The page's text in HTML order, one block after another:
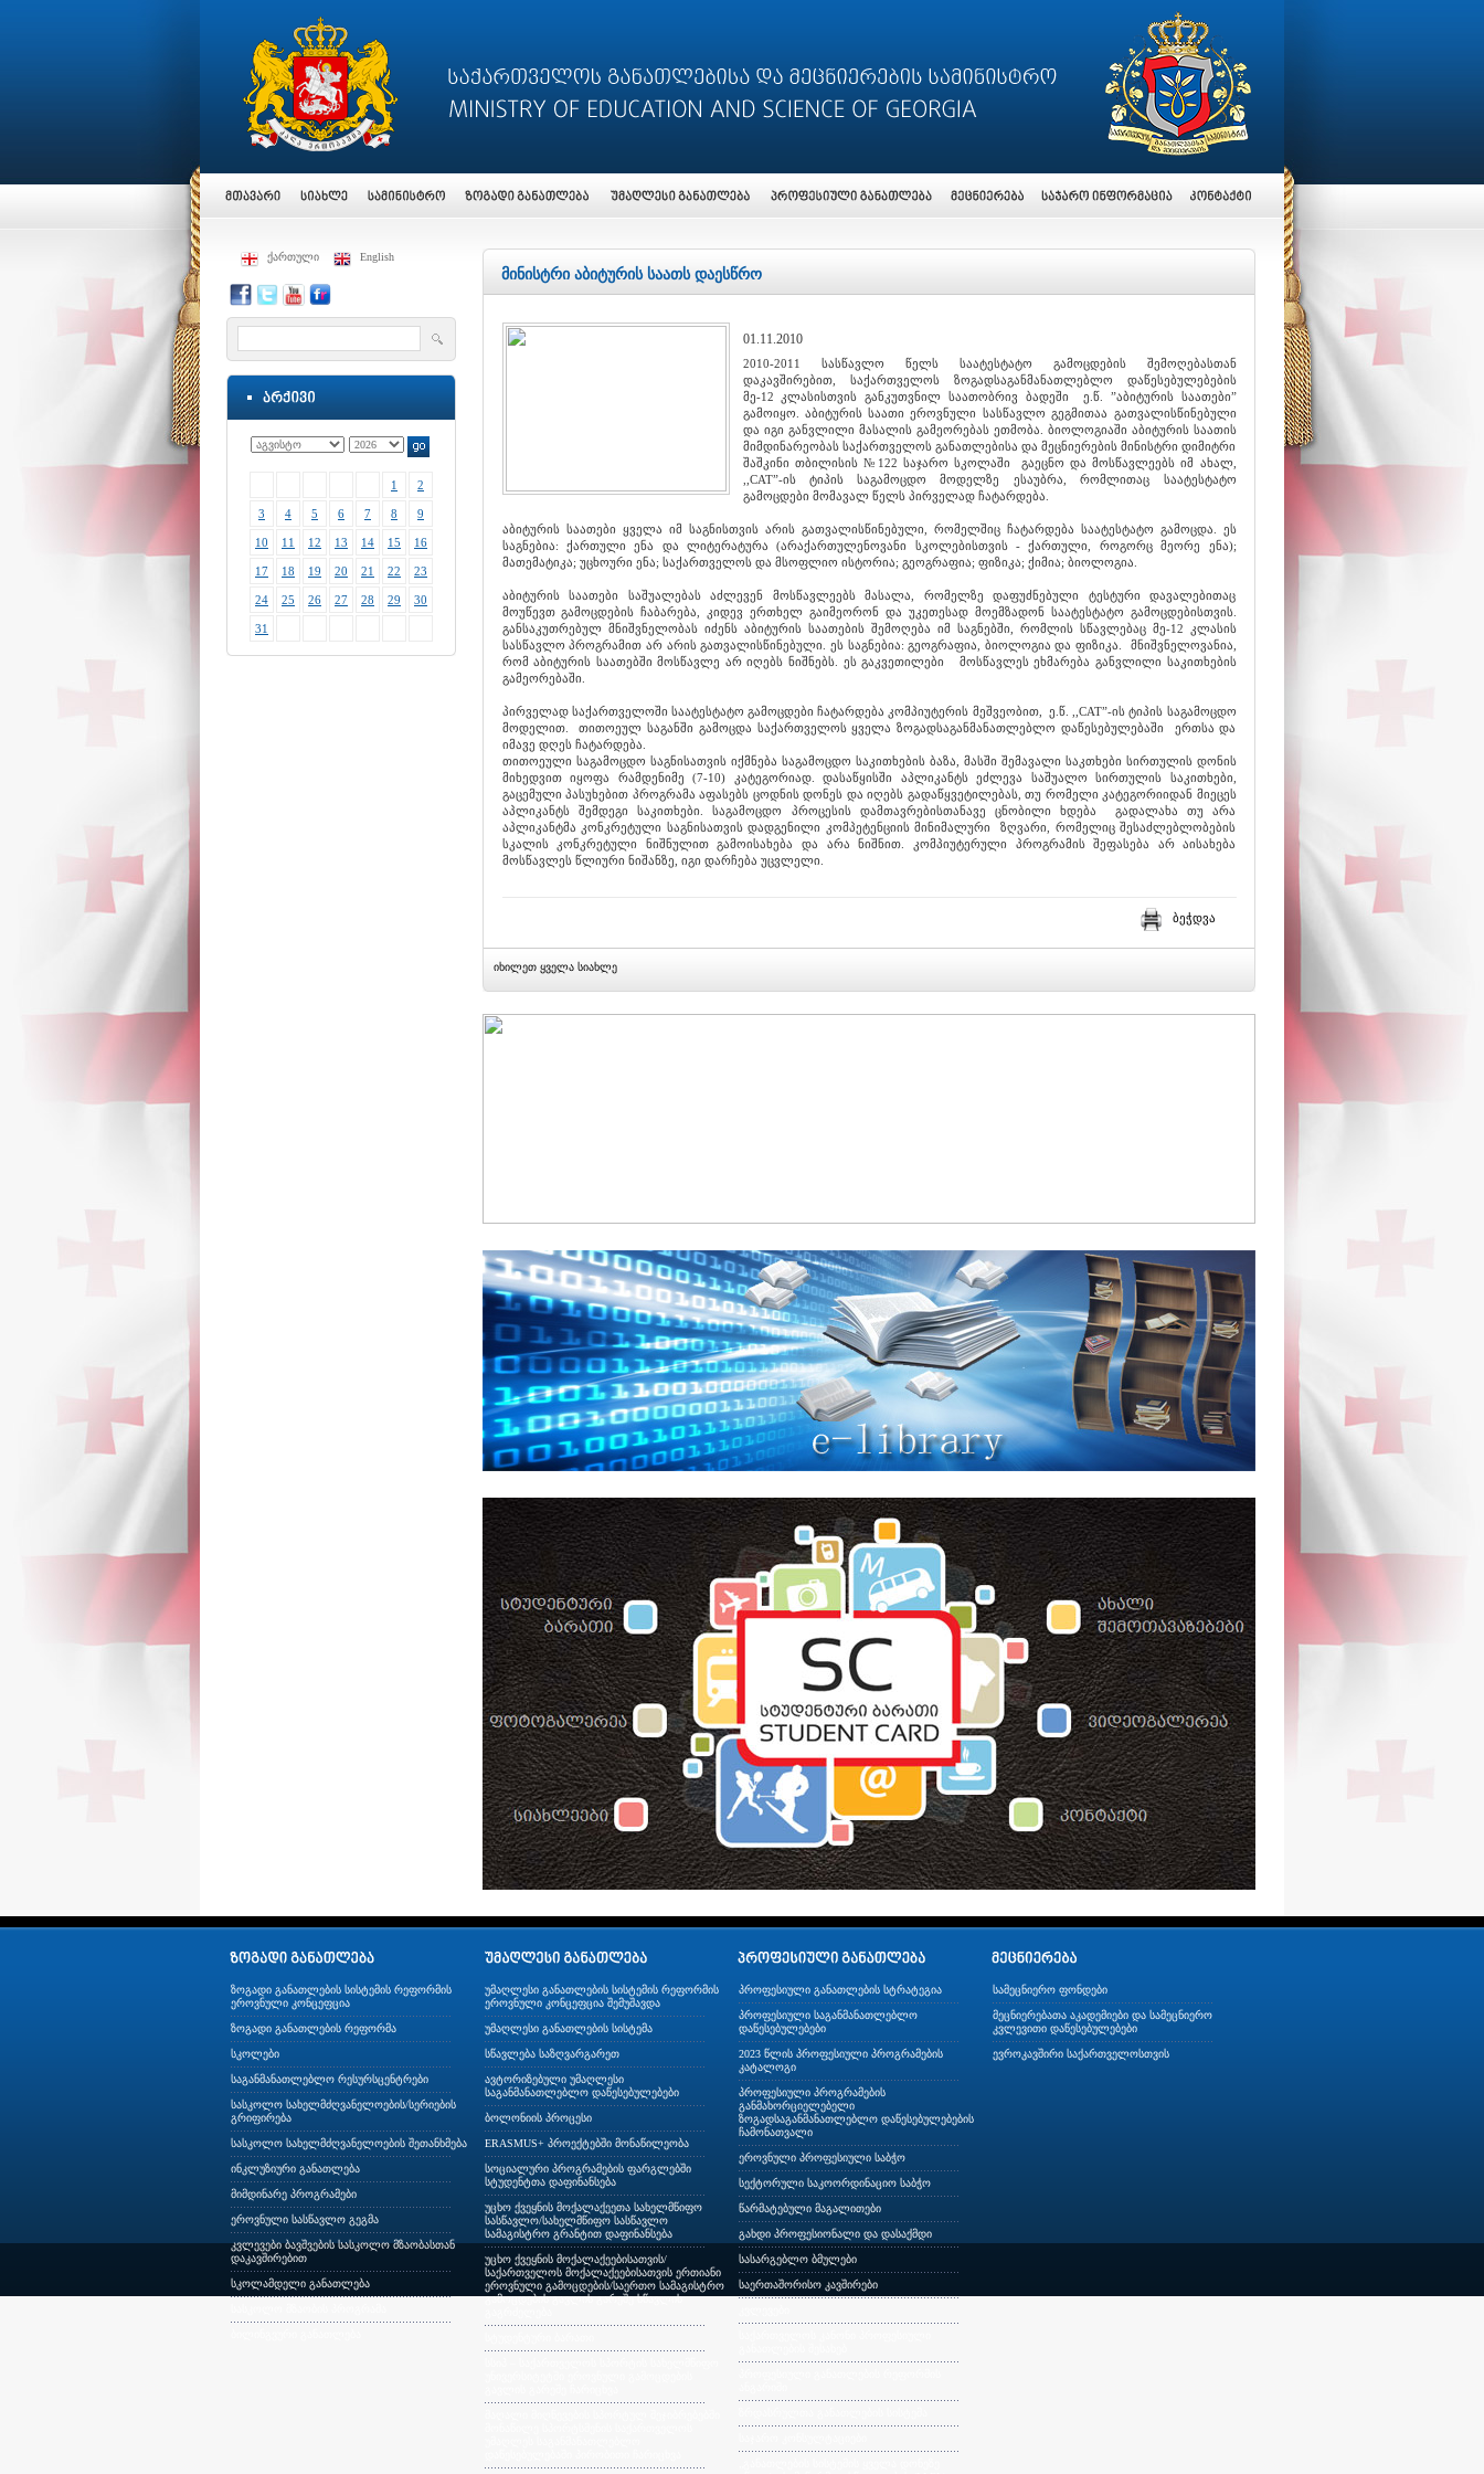
ქართული English
1 2
3 4 5 6 7 8 9
10 11 12 13 14 15 16
17 18 19 20 21 22 23
24 25 26 27 28 29 30
31
მინისტრი აბიტურის საათს დაესწრო
01.11.2010
2010-2011 სასწავლო წელს საატესტატო გამოცდების შემოღებასთან
დაკავშირებით, საქართველოს ზოგადსაგანმანათლებლო დაწესებულებების
მე-12 კლასისთვის განკუთვნილ საათობრივ ბადეში ე.წ. ”აბიტურის საათები”
გამოიყო. აბიტურის საათი ეროვნული სასწავლო გეგმითაა გათვალისწინებული
და იგი განვლილი მასალის გამეორებას ეთმობა. ბიოლოგიაში აბიტურის საათის
მიმდინარეობას საქართველოს განათლებისა და მეცნიერების მინისტრი დიმიტრი
შაშკინი თბილისის №122 საჯარო სკოლაში გაეცნო და მოსწავლეებს იმ ახალ,
,,CAT”-ის ტიპის საგამოცდო მოდელზე ესაუბრა, რომლითაც საატესტატო
გამოცდები მომავალ წელს პირველად ჩატარდება.
აბიტურის საათები ყველა იმ საგნისთვის არის გათვალისწინებული, რომელშიც ჩატარდება საატესტატო გამოცდა. ეს
საგნებია: ქართული ენა და ლიტერატურა (არაქართულენოვანი სკოლებისთვის - ქართული, როგორც მეორე ენა);
მათემატიკა; უცხოური ენა; საქართველოს და მსოფლიო ისტორია; გეოგრაფია; ფიზიკა; ქიმია; ბიოლოგია.
აბიტურის საათები საშუალებას აძლევენ მოსწავლეებს მასალა, რომელზე დაფუძნებული ტესტური დავალებითაც
მოუწევთ გამოცდების ჩაბარება, კიდევ ერთხელ გაიმეორონ და უკეთესად მოემზადონ საატესტატო გამოცდებისთვის.
განსაკუთრებულ მნიშვნელობას იძენს აბიტურის საათების შემოღება იმ საგნებში, რომლის სწავლებაც მე-12 კლასის
სასწავლო პროგრამით არ არის გათვალისწინებული. ეს საგნებია: გეოგრაფია, ბიოლოგია და ფიზიკა. მნიშვნელოვანია,
რომ აბიტურის საათებში მოსწავლე არ იღებს ნიშნებს. ეს გაკვეთილები მოსწავლეს ეხმარება განვლილი საკითხების
გამეორებაში.
პირველად საქართველოში საატესტატო გამოცდები ჩატარდება კომპიუტერის მეშვეობით, ე.წ. ,,CAT”-ის ტიპის საგამოცდო
მოდელით. თითოეულ საგანში გამოცდა საქართველოს ყველა ზოგადსაგანმანათლებლო დაწესებულებაში ერთსა და
იმავე დღეს ჩატარდება.
თითოეული საგამოცდო საგნისათვის იქმნება საგამოცდო საკითხების ბაზა, მასში შემავალი საკთხები სირთულის დონის
მიხედვით იყოფა რამდენიმე (7-10) კატეგორიად. დასაწყისში აპლიკანტს ეძლევა საშუალო სირთულის საკითხები,
გაცემული პასუხებით პროგრამა აფასებს ცოდნის დონეს და იღებს გადაწყვეტილებას, თუ რომელი კატეგორიიდან მიეცეს
აპლიკანტს შემდეგი საკითხები. საგამოცდო პროცესის დამთავრებისთანავე ცნობილი ხდება გადალახა თუ არა
აპლიკანტმა კონკრეტული საგნისათვის დადგენილი კომპეტენციის მინიმალური ზღვარი, რომელიც შესაძლებლობების
სკალის კონკრეტული ნიშნულით გამოისახება და არა ნიშნით. კომპიუტერული პროგრამის შეფასება არ აისახება
მოსწავლეს წლიური ნიშანზე, იგი დარჩება უცვლელი.
ბეჭდვა
იხილეთ ყველა სიახლე
ზოგადი განათლების სისტემის რეფორმის
ეროვნული კონცეფცია
ზოგადი განათლების რეფორმა
სკოლები
საგანმანათლებლო რესურსცენტრები
სასკოლო სახელმძღვანელოების/სერიების
გრიფირება
სასკოლო სახელმძღვანელოების შეთანხმება
ინკლუზიური განათლება
მიმდინარე პროგრამები
ეროვნული სასწავლო გეგმა
კვლევები ბავშვების სასკოლო მზაობასთან
დაკავშირებით
სკოლამდელი განათლება
უმაღლესი განათლების სისტემის რეფორმის
ეროვნული კონცეფცია შემუშავდა
უმაღლესი განათლების სისტემა
სწავლება საზღვარგარეთ
ავტორიზებული უმაღლესი
საგანმანათლებლო დაწესებულებები
ბოლონიის პროცესი
ERASMUS+ პროექტებში მონაწილეობა
სოციალური პროგრამების ფარგლებში
სტუდენტთა დაფინანსება
უცხო ქვეყნის მოქალაქეეთა სახელმწიფო
სასწავლო/სახელმწიფო სასწავლო
სამაგისტრო გრანტით დაფინანსება
უცხო ქვეყნის მოქალაქეებისათვის/
საქართველოს მოქალაქეებისათვის ერთიანი
ეროვნული გამოცდების/საერთო სამაგისტრო
გამოცდების გავლის გარეშე სწავლის
პროფესიული განათლების სტრატეგია
პროფესიული საგანმანათლებლო
დაწესებულებები
2023 წლის პროფესიული პროგრამების
კატალოგი
პროფესიული პროგრამების
განმახორციელებელი
ზოგადსაგანმანათლებლო დაწესებულებების
ჩამონათვალი
ეროვნული პროფესიული საბჭო
სექტორული საკოორდინაციო საბჭო
წარმატებული მაგალითები
გახდი პროფესიონალი და დასაქმდი
სასარგებლო ბმულები
საერთაშორისო კავშირები
სამეცნიერო ფონდები
მეცნიერებათა აკადემიები და სამეცნიერო
კვლევითი დაწესებულებები
ევროკავშირი საქართველოსთვის